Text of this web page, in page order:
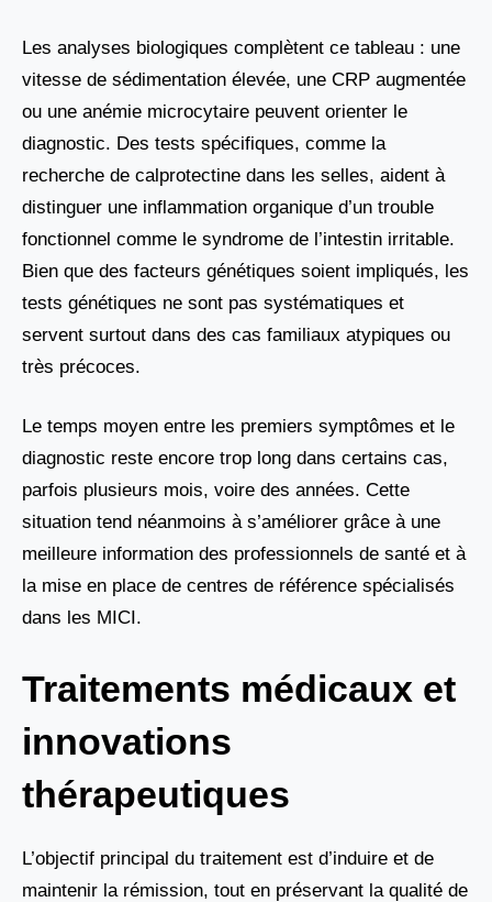
Les analyses biologiques complètent ce tableau : une
vitesse de sédimentation élevée, une CRP augmentée
ou une anémie microcytaire peuvent orienter le
diagnostic. Des tests spécifiques, comme la
recherche de calprotectine dans les selles, aident à
distinguer une inflammation organique d’un trouble
fonctionnel comme le syndrome de l’intestin irritable.
Bien que des facteurs génétiques soient impliqués, les
tests génétiques ne sont pas systématiques et
servent surtout dans des cas familiaux atypiques ou
très précoces.
Le temps moyen entre les premiers symptômes et le
diagnostic reste encore trop long dans certains cas,
parfois plusieurs mois, voire des années. Cette
situation tend néanmoins à s’améliorer grâce à une
meilleure information des professionnels de santé et à
la mise en place de centres de référence spécialisés
dans les MICI.
Traitements médicaux et
innovations
thérapeutiques
L’objectif principal du traitement est d’induire et de
maintenir la rémission, tout en préservant la qualité de